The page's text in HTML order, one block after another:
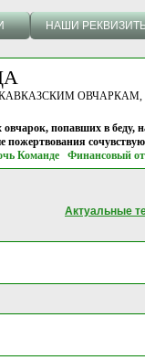
НАШИ
ОВЧАРКАМ, г.
попавших в беду,
пожертвования
Команде Финансовый
Актуальные